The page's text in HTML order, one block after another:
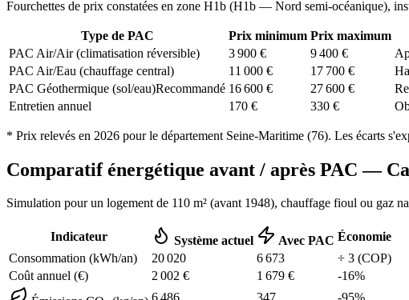
Fourchettes de prix constatées en zone H1b (H1b — Nord semi-océanique),
Type de PAC Prix minimum Prix maximum
PAC Air/Air (climatisation réversible)
3 900 € 9 400 €
PAC Air/Eau (chauffage central)
11 000 € 17 700 €
PAC Géothermique (sol/eau)Recommandé 16 600 € 27 600 €
Entretien annuel
170 € 330 €
* Prix relevés en 2026 pour le département Seine-Maritime (76). Les écarts
Comparatif énergétique avant / après PAC —
Simulation pour un logement de 110 m² (avant 1948), chauffage fioul ou gaz
Indicateur Système actuel Avec PAC Économie
Consommation (kWh/an)
20 020 6 673 ÷ 3 (COP)
Coût annuel (€)
2 002 € 1 679 € -16%